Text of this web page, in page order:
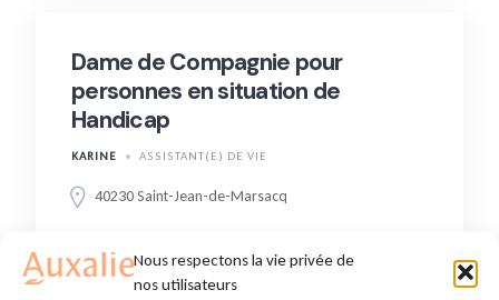
Nous respectons la vie privée de
nos utilisateurs
Dame de Compagnie pour
personnes en situation de
Handicap
KARINE ASSISTANT(E) DE VIE
40230 Saint-Jean-de-Marsacq
14,00 €